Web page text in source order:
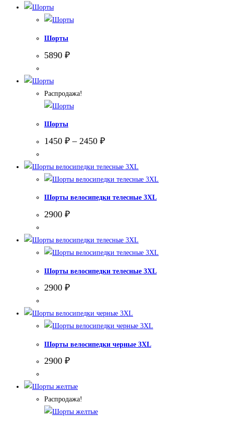
Шорты
5890 ₽
Распродажа!
Шорты
1450 ₽ – 2450 ₽
Шорты велосипедки телесные 3XL
2900 ₽
Шорты велосипедки телесные 3XL
2900 ₽
Шорты велосипедки черные 3XL
2900 ₽
Распродажа!